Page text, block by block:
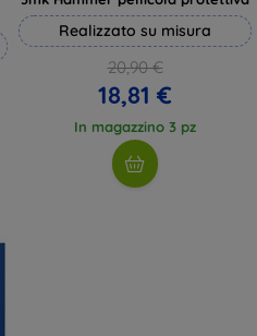
Realizzato su misura
20,90 €
18,81 €
In magazzino 3 pz